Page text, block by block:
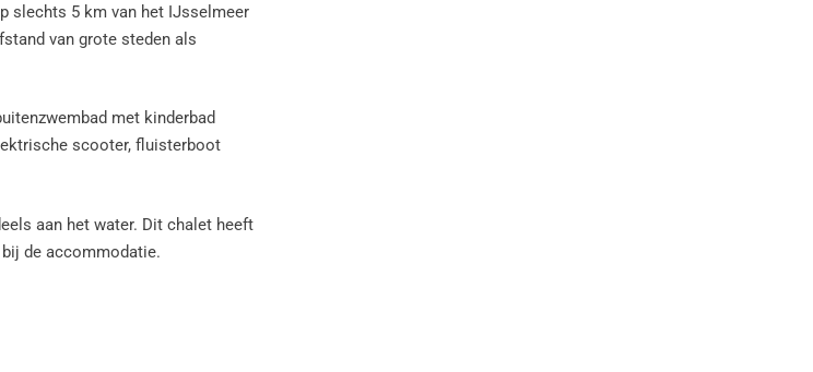
slechts 5 km van het IJsselmeer
van grote steden als
met kinderbad
scooter, fluisterboot
aan het water. Dit chalet heeft
de accommodatie.